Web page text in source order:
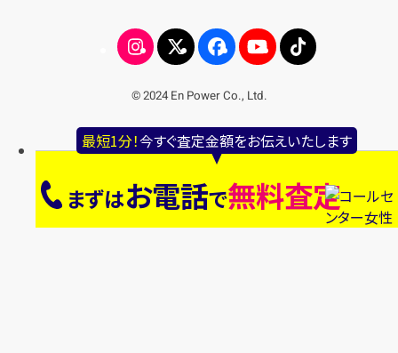
最短1分！今すぐ査定金額をお伝えいたします
まずはお電話で無料査定
© 2024 En Power Co., Ltd.